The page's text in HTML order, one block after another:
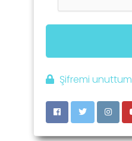
Şifremi unuttum